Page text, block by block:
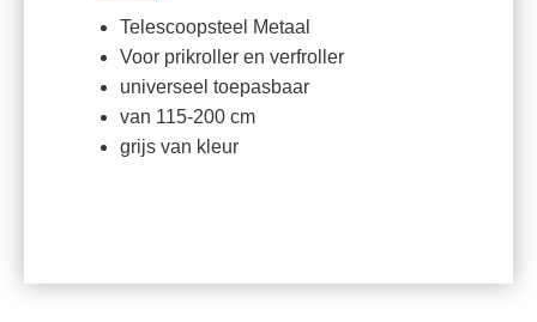
Telescoopsteel Metaal
Voor prikroller en verfroller
universeel toepasbaar
van 115-200 cm
grijs van kleur